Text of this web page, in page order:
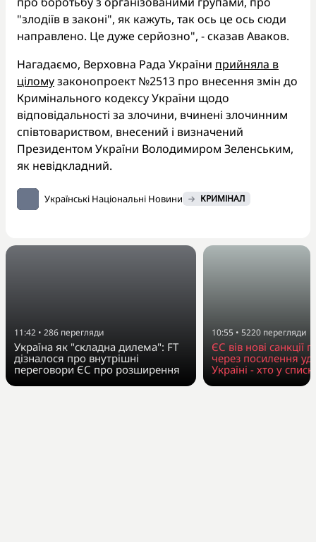
"злодіїв в законі", як кажуть, так ось це ось сюди
направлено. Це дуже серйозно", - сказав Аваков.
Нагадаємо, Верховна Рада України прийняла в
ціломузаконопроект №2513 про внесення змін до
Кримінального кодексу України щодо
відповідальності за злочини, вчинені злочинним
співтовариством, внесений і визначений
Президентом України Володимиром Зеленським,
як невідкладний.
Українські Національні Новини КРИМІНАЛ
11:42 • 286 перегляди
Україна як "складна дилема": FT
дізналося про внутрішні
переговори ЄС про розширення
10:55 • 5220 перегляди
ЄС вів нові санкції
через посилення
Україні - хто у